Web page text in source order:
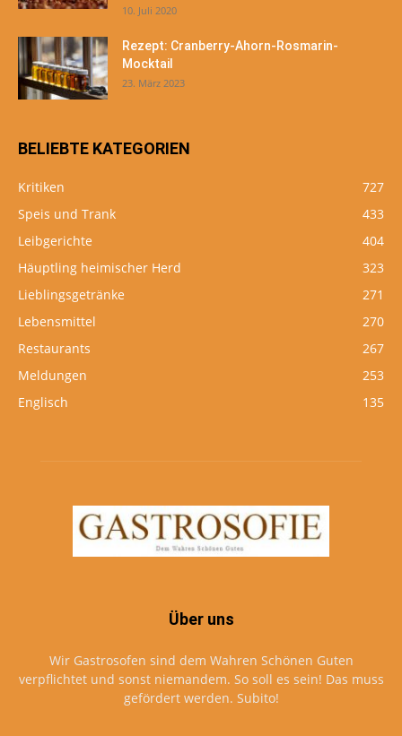
10. Juli 2020
Rezept: Cranberry-Ahorn-Rosmarin-
Mocktail
23. März 2023
BELIEBTE KATEGORIEN
Kritiken
727
Speis und Trank
433
Leibgerichte
404
Häuptling heimischer Herd
323
Lieblingsgetränke
271
Lebensmittel
270
Restaurants
267
Meldungen
253
Englisch
135
Über uns
Wir Gastrosofen sind dem Wahren Schönen Guten
verpflichtet und sonst niemandem. So soll es sein! Das muss
gefördert werden. Subito!